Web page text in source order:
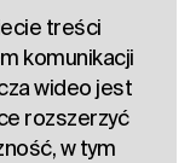
treści
komunikacji
wideo jest
rozszerzyć
w tym